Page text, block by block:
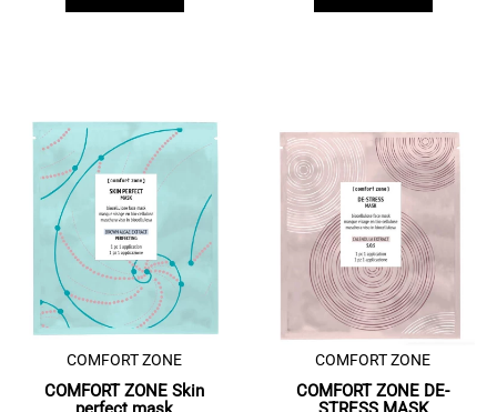
COMFORT ZONE
COMFORT ZONE Skin
COMFORT ZONE
COMFORT ZONE DE-